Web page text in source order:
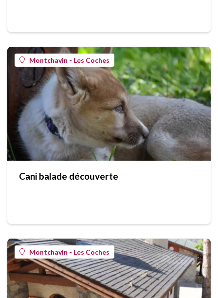
Montchavin - Les Coches
Cani balade découverte
Montchavin - Les Coches